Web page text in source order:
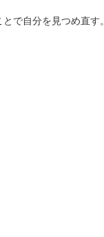
で自分を見つめ直す。